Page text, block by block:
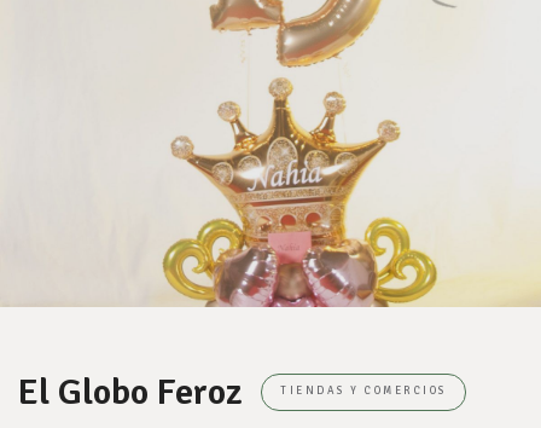
El Globo Feroz TIENDAS Y COMERCIOS